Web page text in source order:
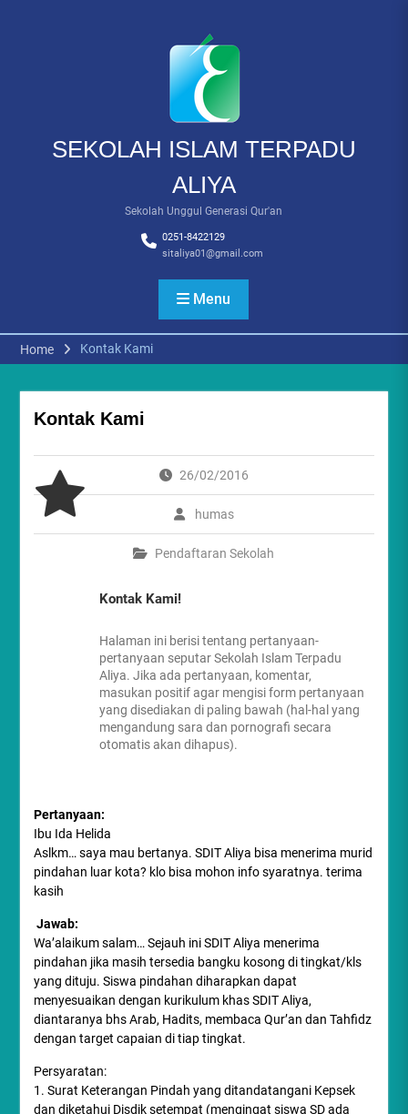
SEKOLAH ISLAM TERPADU
ALIYA
Sekolah Unggul Generasi Qur'an
0251-8422129
sitaliya01@gmail.com
Menu
Home Kontak Kami
Kontak Kami
26/02/2016
humas
Pendaftaran Sekolah
Kontak Kami!
Halaman ini berisi tentang pertanyaan-
pertanyaan seputar Sekolah Islam Terpadu
Aliya. Jika ada pertanyaan, komentar,
masukan positif agar mengisi form pertanyaan
yang disediakan di paling bawah (hal-hal yang
mengandung sara dan pornografi secara
otomatis akan dihapus).
Pertanyaan:
Ibu Ida Helida
Aslkm… saya mau bertanya. SDIT Aliya bisa menerima murid
pindahan luar kota? klo bisa mohon info syaratnya. terima
kasih
Jawab:
Wa’alaikum salam… Sejauh ini SDIT Aliya menerima
pindahan jika masih tersedia bangku kosong di tingkat/kls
yang dituju. Siswa pindahan diharapkan dapat
menyesuaikan dengan kurikulum khas SDIT Aliya,
diantaranya bhs Arab, Hadits, membaca Qur’an dan Tahfidz
dengan target capaian di tiap tingkat.
Persyaratan:
1. Surat Keterangan Pindah yang ditandatangani Kepsek
dan diketahui Disdik setempat (mengingat siswa SD ada